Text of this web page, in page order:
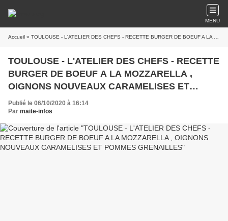
MENU
Accueil » TOULOUSE - L'ATELIER DES CHEFS - RECETTE BURGER DE BOEUF A LA MOZZARELLA , OIGNONS NOUVEAUX CARAMELISES ET POMMES GRENAILLES
TOULOUSE - L'ATELIER DES CHEFS - RECETTE
BURGER DE BOEUF A LA MOZZARELLA ,
OIGNONS NOUVEAUX CARAMELISES ET
POMMES GRENAILLES
Publié le 06/10/2020 à 16:14
Par maite-infos